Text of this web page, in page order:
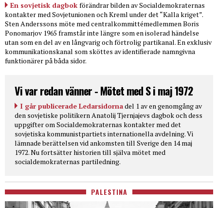
En sovjetisk dagbok förändrar bilden av Socialdemokraternas
kontakter med Sovjetunionen och Kreml under det “Kalla kriget”.
Sten Anderssons möte med centralkommittémedlemmen Boris
Ponomarjov 1965 framstår inte längre som en isolerad händelse
utan som en del av en långvarig och förtrolig partikanal. En exklusiv
kommunikationskanal som sköttes av identifierade namngivna
funktionärer på båda sidor.
Vi var redan vänner - Mötet med S i maj 1972
I går publicerade Ledarsidornadel 1 av en genomgång av
den sovjetiske politikern Anatolij Tjernjajevs dagbok och dess
uppgifter om Socialdemokraternas kontakter med det
sovjetiska kommunistpartiets internationella avdelning. Vi
lämnade berättelsen vid ankomsten till Sverige den 14 maj
1972. Nu fortsätter historien till själva mötet med
socialdemokraternas partiledning.
PALESTINA